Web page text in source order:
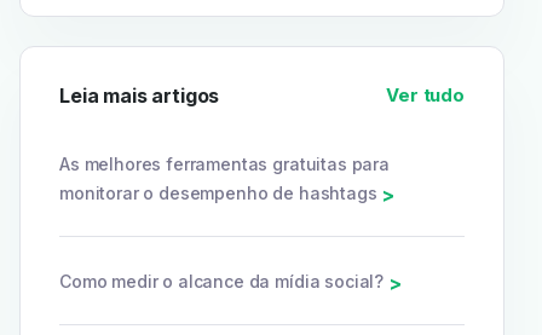
Leia mais artigos Ver tudo
As melhores ferramentas gratuitas para
monitorar o desempenho de hashtags >
Como medir o alcance da mídia social? >